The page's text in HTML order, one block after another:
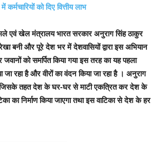
को दिए वित्तीय लाभ
एवं खेल मंत्रालय भारत सरकार अनुराग सिंह ठाकुर
बनी और पूरे देश भर में देशवासियों द्वारा इस अभियान
को समर्पित किया गया इस तरह का यह पहला
रहा है और वीरों का वंदन किया जा रहा है । अनुराग
जिसके तहत देश के घर-घर से माटी एकत्रित कर देश के
का निर्माण किया जाएगा तथा इस वाटिका से देश के हर